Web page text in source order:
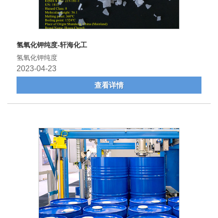
氢氧化钾纯度-轩海化工
氢氧化钾纯度
2023-04-23
查看详情